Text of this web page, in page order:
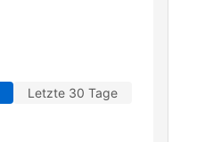
Letzte 30 Tage